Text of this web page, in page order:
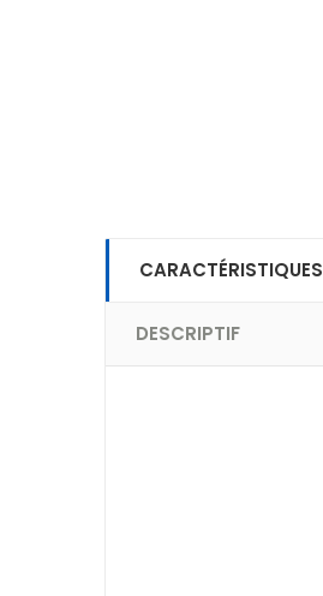
CARACTÉRISTIQUES
DESCRIPTIF